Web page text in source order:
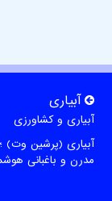
آبیاری
آبیاری و کشاورزی
آبیاری (پرشین وت)
مدرن و باغبانی